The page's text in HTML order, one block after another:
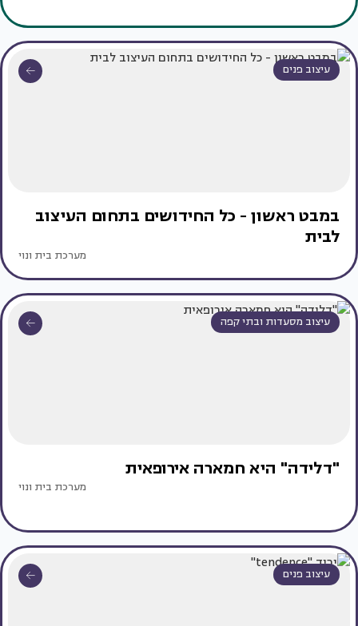
עיצוב פנים
במבט ראשון - כל החידושים בתחום העיצוב
לבית
מערכת בית ונוי
עיצוב מסעדות ובתי קפה
"דלידה" היא חמארה אירופאית
מערכת בית ונוי
עיצוב פנים